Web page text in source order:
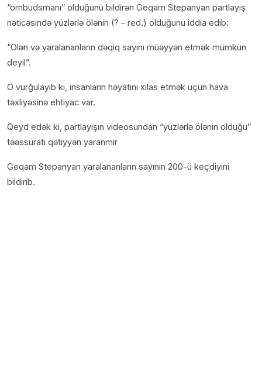
“ombudsmanı” olduğunu bildirən Geqam Stepanyan partlayış
nəticəsində yüzlərlə ölənin (? – red.) olduğunu iddia edib:
“Ölən və yaralananların dəqiq sayını müəyyən etmək mümkün
deyil”.
O vurğulayıb ki, insanların həyatını xilas etmək üçün hava
təxliyəsinə ehtiyac var.
Qeyd edək ki, partlayışın videosundan “yüzlərlə ölənin olduğu”
təəssüratı qətiyyən yaranmır
Geqam Stepanyan yaralananların sayının 200-ü keçdiyini
bildirib.